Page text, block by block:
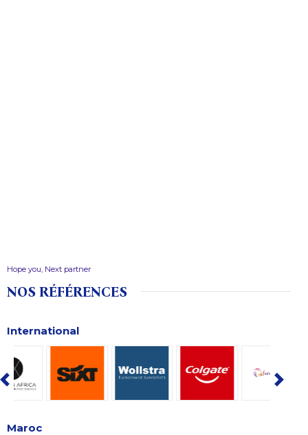
Hope you, Next partner
NOS RÉFÉRENCES
International
Maroc